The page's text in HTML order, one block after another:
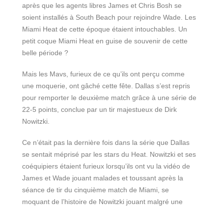
après que les agents libres James et Chris Bosh se
soient installés à South Beach pour rejoindre Wade. Les
Miami Heat de cette époque étaient intouchables. Un
petit coque Miami Heat en guise de souvenir de cette
belle période ?
Mais les Mavs, furieux de ce qu’ils ont perçu comme
une moquerie, ont gâché cette fête. Dallas s’est repris
pour remporter le deuxième match grâce à une série de
22-5 points, conclue par un tir majestueux de Dirk
Nowitzki.
Ce n’était pas la dernière fois dans la série que Dallas
se sentait méprisé par les stars du Heat. Nowitzki et ses
coéquipiers étaient furieux lorsqu’ils ont vu la vidéo de
James et Wade jouant malades et toussant après la
séance de tir du cinquième match de Miami, se
moquant de l’histoire de Nowitzki jouant malgré une